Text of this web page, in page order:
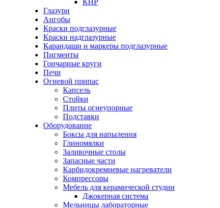
КНР
Глазури
Ангобы
Краски подглазурные
Краски надглазурные
Карандаши и маркеры подглазурные
Пигменты
Гончарные круги
Печи
Огневой припас
Капсель
Стойки
Плиты огнеупорные
Подставки
Оборудование
Боксы для напыления
Глиномялки
Заливочные столы
Запасные части
Карбидокремневые нагреватели
Компрессоры
Мебель для керамической студии
Джокерная система
Мельницы лабораторные